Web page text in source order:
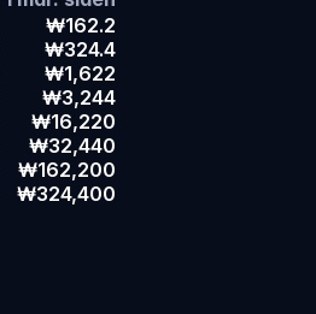
₩162.2
₩324.4
₩1,622
₩3,244
₩16,220
₩32,440
₩162,200
₩324,400